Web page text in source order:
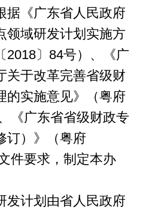
据《广东省人民政府
领域研发计划实施方
2018〕84号）、《广
关于改革完善省级财
的实施意见》（粤府
《广东省省级财政专
订）》（粤府
件要求，制定本办
发计划由省人民政府